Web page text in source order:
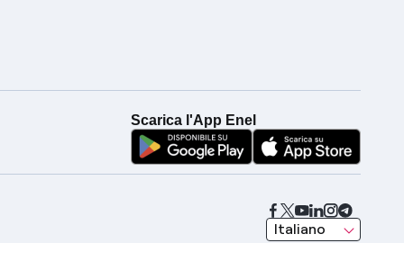
Scarica l'App Enel
Italiano
seleziona una